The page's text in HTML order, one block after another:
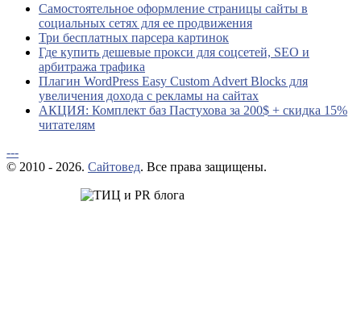
Самостоятельное оформление страницы сайты в
социальных сетях для ее продвижения
Три бесплатных парсера картинок
Где купить дешевые прокси для соцсетей, SEO и
арбитража трафика
Плагин WordPress Easy Custom Advert Blocks для
увеличения дохода с рекламы на сайтах
АКЦИЯ: Комплект баз Пастухова за 200$ + скидка 15%
читателям
---
© 2010 - 2026. Сайтовед. Все права защищены.